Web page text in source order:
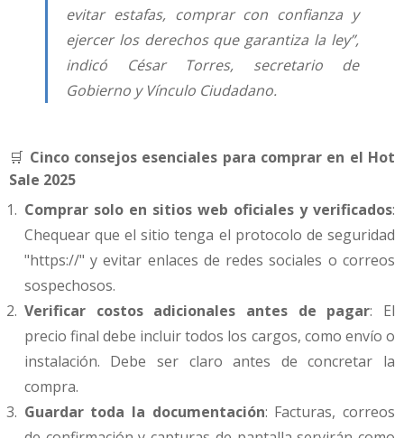
evitar estafas, comprar con confianza y
ejercer los derechos que garantiza la ley”,
indicó César Torres, secretario de
Gobierno y Vínculo Ciudadano.
🛒 Cinco consejos esenciales para comprar en el Hot
Sale 2025
Comprar solo en sitios web oficiales y verificados:
Chequear que el sitio tenga el protocolo de seguridad
"https://" y evitar enlaces de redes sociales o correos
sospechosos.
Verificar costos adicionales antes de pagar: El
precio final debe incluir todos los cargos, como envío o
instalación. Debe ser claro antes de concretar la
compra.
Guardar toda la documentación: Facturas, correos